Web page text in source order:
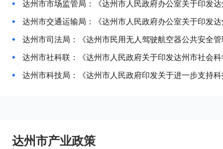
达州市司法局：《达州市民用无人驾驶航空器公共安全
达州市社科联：《达州市人民政府关于印发达州市社会
达州市科技局：《达州市人民政府印发关于进一步支持
达州市产业政策